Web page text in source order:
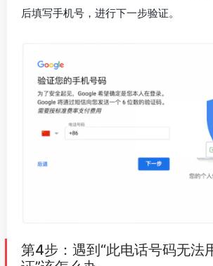
后填写手机号，进行下一步验证。
第4步：遇到“此电话号码无法